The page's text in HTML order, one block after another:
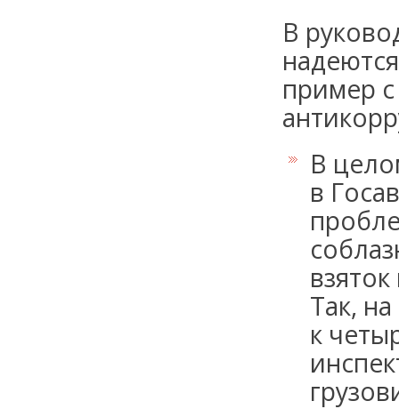
В
пример
В
в
Так,
к